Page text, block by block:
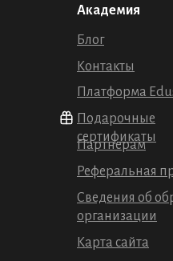
Подарочные
сертификаты
Блог
Контакты
Академия
Платформа
Партнерам
Реферальная
Сведения об
организации
Карта сайта